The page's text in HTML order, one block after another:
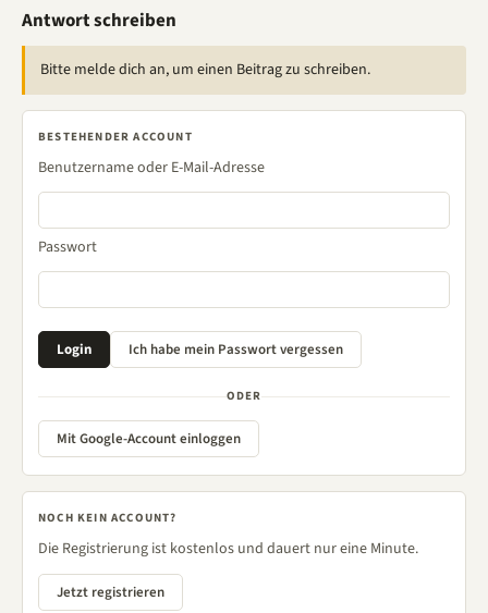
Antwort schreiben
Bitte melde dich an, um einen Beitrag zu schreiben.
BESTEHENDER ACCOUNT
Benutzername oder E-Mail-Adresse
Passwort
ODER
Mit Google-Account einloggen
NOCH KEIN ACCOUNT?
Die Registrierung ist kostenlos und dauert nur eine Minute.
Jetzt registrieren